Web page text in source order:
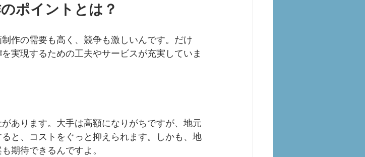
ポイントとは？
作の需要も高く、競争も激しいんです。だけ
を実現するための工夫やサービスが充実していま
あります。大手は高額になりがちですが、地元
と、コストをぐっと抑えられます。しかも、地
期待できるんですよ。